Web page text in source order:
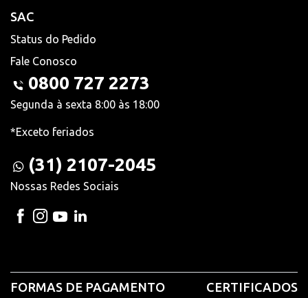
SAC
Status do Pedido
Fale Conosco
0800 727 2273
Segunda à sexta 8:00 às 18:00
*Exceto feriados
(31) 2107-2045
Nossas Redes Sociais
FORMAS DE PAGAMENTO CERTIFICADOS